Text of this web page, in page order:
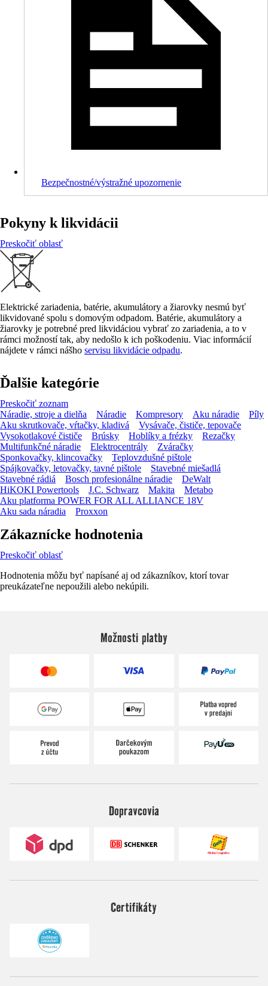
Bezpečnostné/výstražné upozornenie
Pokyny k likvidácii
Preskočiť oblasť
Elektrické zariadenia, batérie, akumulátory a žiarovky nesmú byť
likvidované spolu s domovým odpadom. Batérie, akumulátory a
žiarovky je potrebné pred likvidáciou vybrať zo zariadenia, a to v
rámci možností tak, aby nedošlo k ich poškodeniu. Viac informácií
nájdete v rámci nášho servisu likvidácie odpadu.
Ďalšie kategórie
Preskočiť zoznam
Náradie, stroje a dielňa
Náradie Kompresory Aku náradie
Píly
Aku skrutkovače, vŕtačky, kladivá
Vysávače, čističe, tepovače
Vysokotlakové čističe
Brúsky Hoblíky a frézky
Rezačky
Multifunkčné náradie
Elektrocentrály
Zváračky
Sponkovačky, klincovačky
Teplovzdušné pištole
Spájkovačky, letovačky, tavné pištole
Stavebné miešadlá
Stavebné rádiá
Bosch profesionálne náradie
DeWalt
HiKOKI Powertools
J.C. Schwarz Makita
Metabo
Aku platforma POWER FOR ALL ALLIANCE 18V
Aku sada náradia
Proxxon
Zákaznícke hodnotenia
Preskočiť oblasť
Hodnotenia môžu byť napísané aj od zákazníkov, ktorí tovar
preukázateľne nepoužili alebo nekúpili.
Možnosti platby
Dopravcovia
Certifikáty